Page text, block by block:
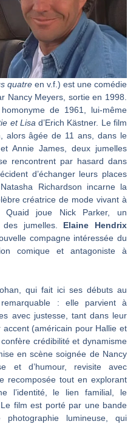
quatre en v.f.) est une comédie
Nancy Meyers, sortie en 1998.
de 1961, lui-même
et Lisa d’Erich Kästner. Le film
alors âgée de 11 ans, dans le
Annie James, deux jumelles
rencontrent par hasard dans
d’échanger leurs places
Richardson incarne la
créatrice de mode vivant à
Quaid joue Nick Parker, un
jumelles. Elaine Hendrix
compagne intéressée du
comique et antagoniste à
qui fait ici ses débuts au
: elle parvient à
avec justesse, tant dans leur
(américain pour Hallie et
crédibilité et dynamisme
en scène soignée de Nancy
et d’humour, revisite avec
recomposée tout en explorant
l’identité, le lien familial, le
film est porté par une bande
lumineuse, qui